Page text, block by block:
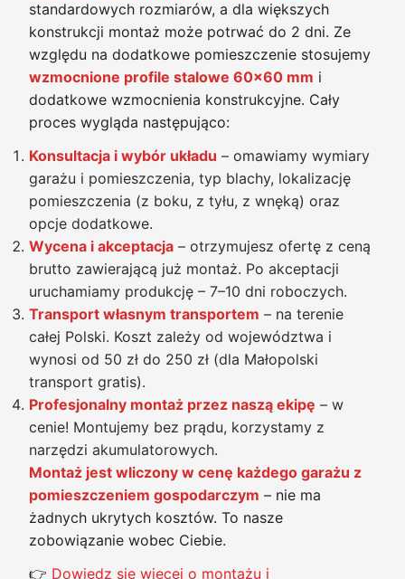
standardowych rozmiarów, a dla większych
konstrukcji montaż może potrwać do 2 dni. Ze
względu na dodatkowe pomieszczenie stosujemy
wzmocnione profile stalowe 60×60 mm i
dodatkowe wzmocnienia konstrukcyjne. Cały
proces wygląda następująco:
Konsultacja i wybór układu – omawiamy wymiary
garażu i pomieszczenia, typ blachy, lokalizację
pomieszczenia (z boku, z tyłu, z wnęką) oraz
opcje dodatkowe.
Wycena i akceptacja – otrzymujesz ofertę z ceną
brutto zawierającą już montaż. Po akceptacji
uruchamiamy produkcję – 7–10 dni roboczych.
Transport własnym transportem – na terenie
całej Polski. Koszt zależy od województwa i
wynosi od 50 zł do 250 zł (dla Małopolski
transport gratis).
Profesjonalny montaż przez naszą ekipę – w
cenie! Montujemy bez prądu, korzystamy z
narzędzi akumulatorowych.
Montaż jest wliczony w cenę każdego garażu z
pomieszczeniem gospodarczym – nie ma
żadnych ukrytych kosztów. To nasze
zobowiązanie wobec Ciebie.
👉 Dowiedz się więcej o montażu i